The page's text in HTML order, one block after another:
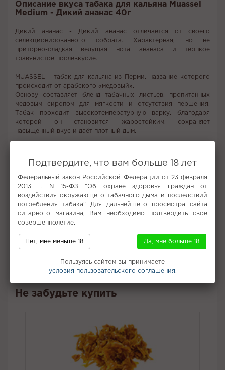
Описание вкуса табака для кальяна Muassel
Medium - Дикий ананас 40г
Дикий ананас - Дикий ананас отличается от своего
селекционированного собрата. Характерная, но не
приторно-сладкая ведущая нота ананаса и терпкое
травянистое послевкусие.
MUASSEL – табак для кальяна из Перми, название которого
происходит от арабского «медовый».
Основу составляет бленд табачных листьев, пропитанных
медовым сиропом для мягкости и отсутствия першения.
Табак проходит высокотемпературную варку, благодаря
которой он становится жаростойким, сохраняет
насыщенный вкус и даёт плотный дым.
сигарный лист) и Extra Strong (100% сигарный лист). Табак
имеет среднюю нарезку, не требует дополнительной
обработки и упакован в герметичные стеклянные баночки 40
или 200 г.
Рекомендуем использовать глиняную или керамическую
чашу, распушать табак и оставлять отступ в 2–4 мм от
фольги или калауда. Для лучшего результата прогревать 5–7
снимать колпак и продолжать курение.
Все вкусы табака для кальяна Muassel
Не забудьте купить
Подтвердите, что вам больше 18 лет
Федеральный закон Российской Федерации от 23 февраля
2013 г. N 15-ФЗ "Об охране здоровья граждан от
воздействия окружающего табачного дыма и последствий
потребления табака" Для дальнейшего просмотра сайта
сигарного магазина, Вам необходимо подтвердить свое
совершеннолетие.
Нет, мне меньше 18 Да, мне больше 18
Пользуясь сайтом вы принимаете
условия пользовательского соглашения.